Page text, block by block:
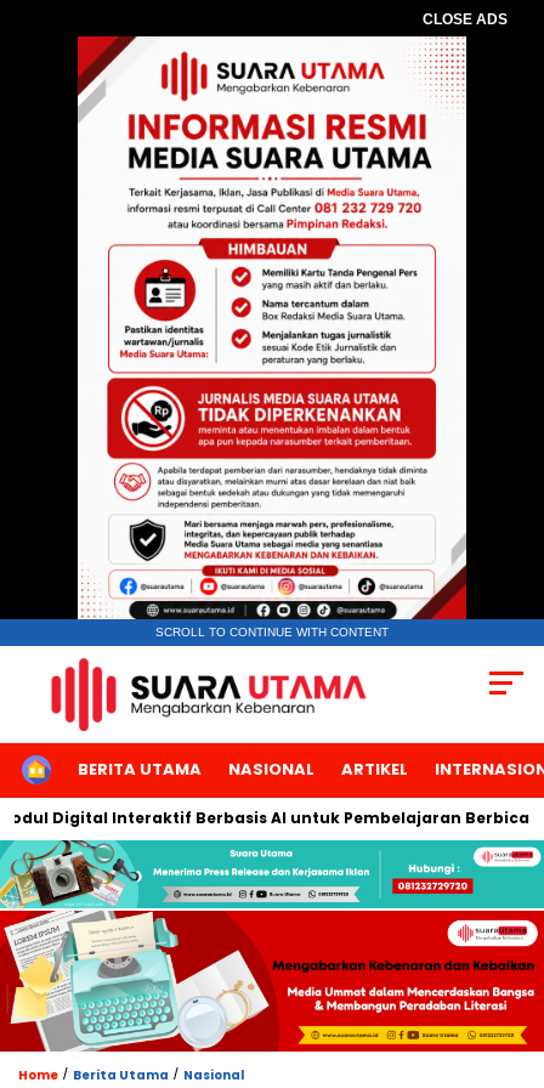
CLOSE ADS
SCROLL TO CONTINUE WITH CONTENT
HOMEBERITA UTAMA NASIONAL ARTIKEL
Digital Interaktif Berbasis AI untuk Pembelajaran Berbicara
Home / Berita Utama / Nasional